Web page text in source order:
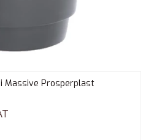
Massive Prosperplast